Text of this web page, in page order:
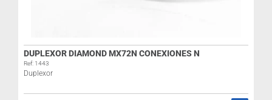
DUPLEXOR DIAMOND MX72N CONEXIONES N
Ref: 1443
Duplexor